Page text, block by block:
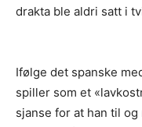
drakta ble aldri satt i
Ifølge det spanske
spiller som et
sjanse for at han til